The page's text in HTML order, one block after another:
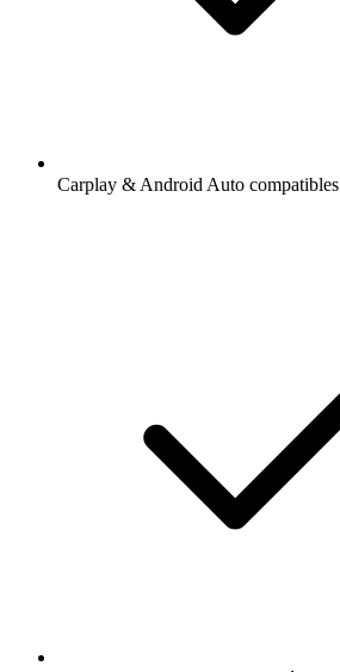
Carplay & Android Auto compatibles